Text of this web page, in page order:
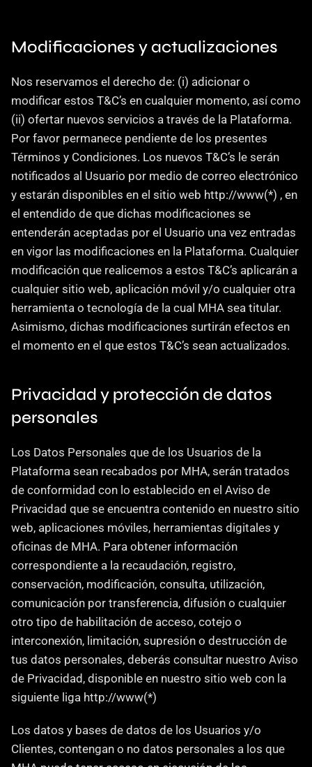
Modificaciones y actualizaciones
Nos reservamos el derecho de: (i) adicionar o
modificar estos T&C’s en cualquier momento, así como
(ii) ofertar nuevos servicios a través de la Plataforma.
Por favor permanece pendiente de los presentes
Términos y Condiciones. Los nuevos T&C’s le serán
notificados al Usuario por medio de correo electrónico
y estarán disponibles en el sitio web http://www(*) , en
el entendido de que dichas modificaciones se
entenderán aceptadas por el Usuario una vez entradas
en vigor las modificaciones en la Plataforma. Cualquier
modificación que realicemos a estos T&C’s aplicarán a
cualquier sitio web, aplicación móvil y/o cualquier otra
herramienta o tecnología de la cual MHA sea titular.
Asimismo, dichas modificaciones surtirán efectos en
el momento en el que estos T&C’s sean actualizados.
Privacidad y protección de datos
personales
Los Datos Personales que de los Usuarios de la
Plataforma sean recabados por MHA, serán tratados
de conformidad con lo establecido en el Aviso de
Privacidad que se encuentra contenido en nuestro sitio
web, aplicaciones móviles, herramientas digitales y
oficinas de MHA. Para obtener información
correspondiente a la recaudación, registro,
conservación, modificación, consulta, utilización,
comunicación por transferencia, difusión o cualquier
otro tipo de habilitación de acceso, cotejo o
interconexión, limitación, supresión o destrucción de
tus datos personales, deberás consultar nuestro Aviso
de Privacidad, disponible en nuestro sitio web con la
siguiente liga http://www(*)
‍Los datos y bases de datos de los Usuarios y/o
Clientes, contengan o no datos personales a los que